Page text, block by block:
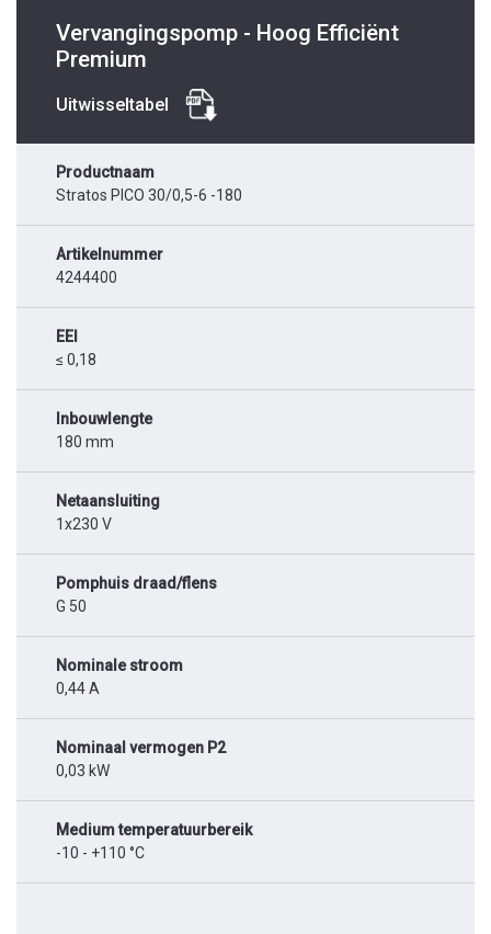
Vervangingspomp - Hoog Efficiënt
Premium
Uitwisseltabel
Productnaam
Stratos PICO 30/0,5-6 -180
Artikelnummer
4244400
EEI
≤ 0,18
Inbouwlengte
180 mm
Netaansluiting
1x230 V
Pomphuis draad/flens
G 50
Nominale stroom
0,44 A
Nominaal vermogen P2
0,03 kW
Medium temperatuurbereik
-10 - +110 °C